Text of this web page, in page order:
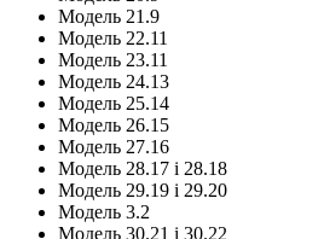
Модель 21.9
Модель 22.11
Модель 23.11
Модель 24.13
Модель 25.14
Модель 26.15
Модель 27.16
Модель 28.17 і 28.18
Модель 29.19 і 29.20
Модель 3.2
Модель 30.21 і 30.22